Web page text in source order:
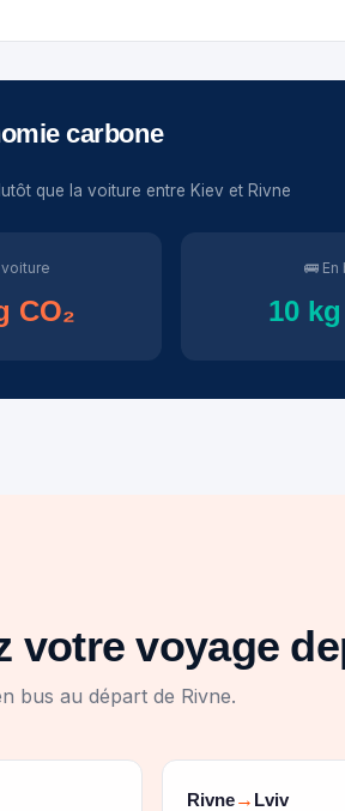
carbone
que la voiture entre Kiev et Rivne
voiture
CO₂
🚌 En
10
votre voyage
bus au départ de Rivne.
Rivne→ Lviv